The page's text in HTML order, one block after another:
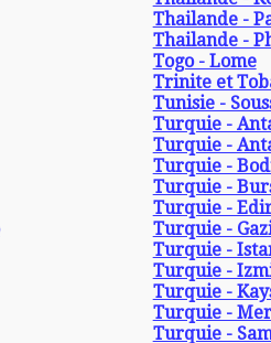
Thailande -
Thailande -
Togo - Lome
Trinite et
Tunisie -
Turquie -
Turquie -
Turquie -
Turquie -
Turquie -
Turquie -
Turquie -
Turquie -
Turquie -
Turquie -
Turquie -